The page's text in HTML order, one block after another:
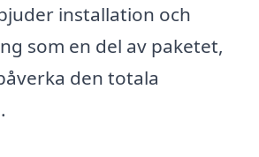
installation och
som en del av paketet,
den totala